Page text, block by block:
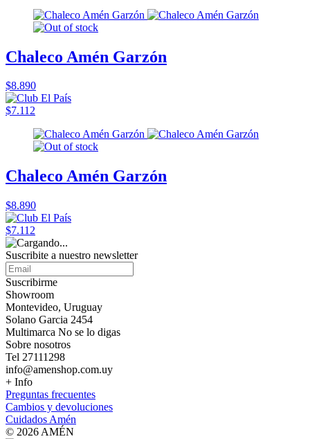
Chaleco Amén Garzón
$8.890
$7.112
Chaleco Amén Garzón
$8.890
$7.112
Suscribite a nuestro newsletter
Suscribirme
Showroom
Montevideo, Uruguay
Solano Garcia 2454
Multimarca No se lo digas
Sobre nosotros
Tel 27111298
info@amenshop.com.uy
+ Info
Preguntas frecuentes
Cambios y devoluciones
Cuidados Amén
© 2026 AMÉN